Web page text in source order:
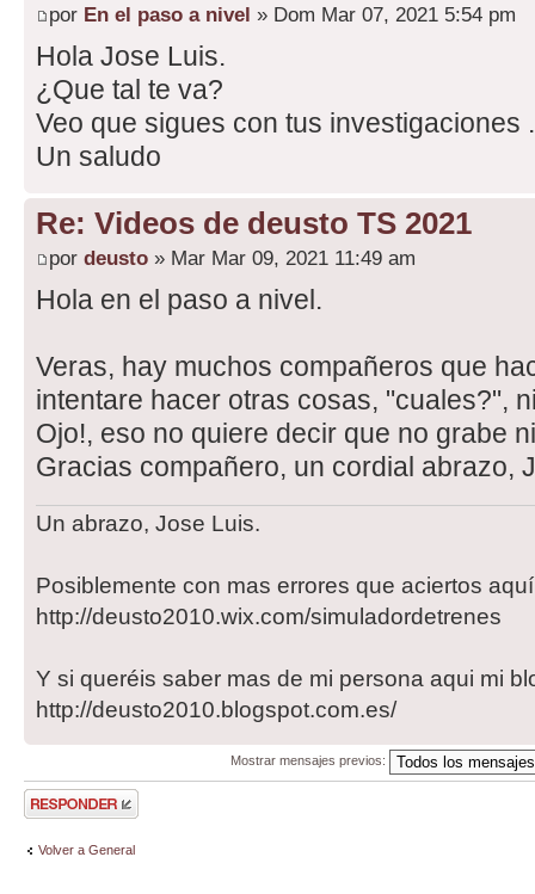
por En el paso a nivel » Dom Mar 07, 2021 5:54 pm
Hola Jose Luis.
¿Que tal te va?
Veo que sigues con tus investigaciones
Un saludo
Re: Videos de deusto TS 2021
por deusto » Mar Mar 09, 2021 11:49 am
Hola en el paso a nivel.
Veras, hay muchos compañeros que
intentare hacer otras cosas, "cuales?",
Ojo!, eso no quiere decir que no grabe
Gracias compañero, un cordial abrazo,
Un abrazo, Jose Luis.
Posiblemente con mas errores que aciertos
http://deusto2010.wix.com/simuladordetrenes
Y si queréis saber mas de mi persona aqui mi
http://deusto2010.blogspot.com.es/
Mostrar mensajes previos:
Publicar una
respuesta
Volver a General